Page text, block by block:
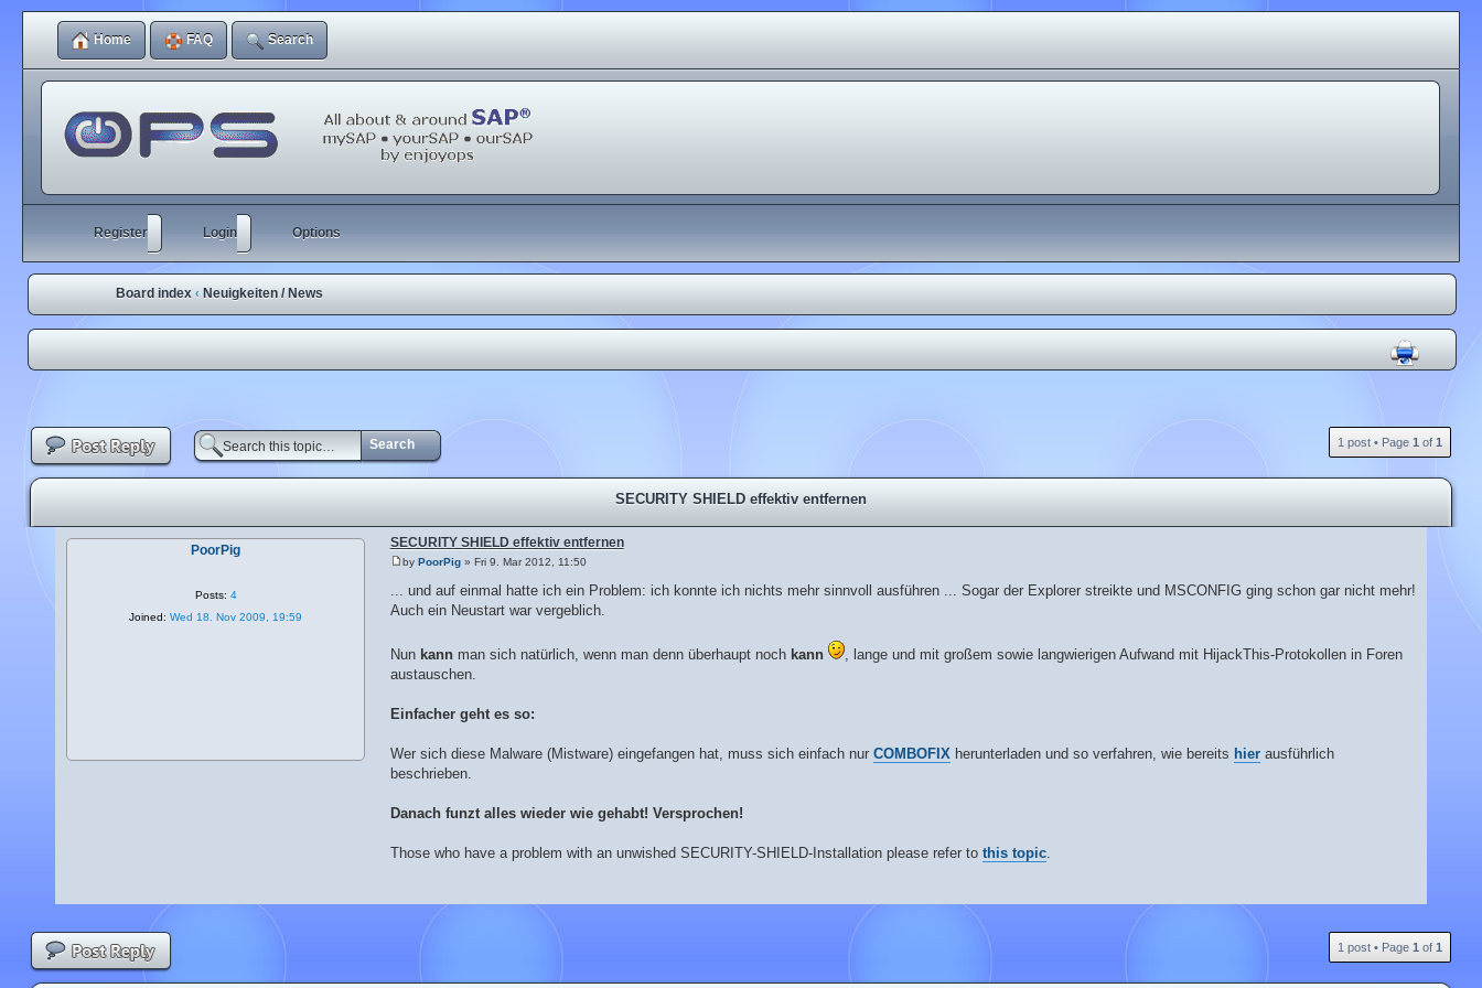
Home FAQ Search
Register Login Options
Board index ‹ Neuigkeiten / News
1 post • Page 1 of 1
SECURITY SHIELD effektiv entfernen
SECURITY SHIELD effektiv entfernen
by PoorPig» Fri 9. Mar 2012, 11:50
... und auf einmal hatte ich ein Problem: ich konnte ich nichts mehr sinnvoll ausführen ... Sogar der Explorer streikte und MSCONFIG ging schon gar nicht mehr!
Auch ein Neustart war vergeblich.
Nun kannman sich natürlich, wenn man denn überhaupt noch kann
, lange und mit großem sowie langwierigen Aufwand mit HijackThis-Protokollen in Foren
austauschen.
Einfacher geht es so:
Wer sich diese Malware (Mistware) eingefangen hat, muss sich einfach nur COMBOFIX herunterladen und so verfahren, wie bereits hierausführlich
beschrieben.
Danach funzt alles wieder wie gehabt! Versprochen!
Those who have a problem with an unwished SECURITY-SHIELD-Installation please refer to this topic.
PoorPig
Posts: 4
Joined: Wed 18. Nov 2009, 19:59
1 post • Page 1 of 1